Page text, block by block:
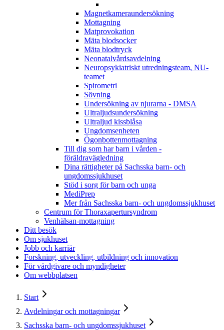
Magnetkameraundersökning
Mottagning
Matprovokation
Mäta blodsocker
Mäta blodtryck
Neonatalvårdsavdelning
Neuropsykiatriskt utredningsteam, NU-
teamet
Spirometri
Sövning
Undersökning av njurarna - DMSA
Ultraljudsundersökning
Ultraljud kissblåsa
Ungdomsenheten
Ögonbottenmottagning
Till dig som har barn i vården -
föräldravägledning
Dina rättigheter på Sachsska barn- och
ungdomssjukhuset
Stöd i sorg för barn och unga
MediPrep
Mer från Sachsska barn- och ungdomssjukhuset
Centrum för Thoraxapertursyndrom
Venhälsan-mottagning
Ditt besök
Om sjukhuset
Jobb och karriär
Forskning, utveckling, utbildning och innovation
För vårdgivare och myndigheter
Om webbplatsen
Start
Avdelningar och mottagningar
Sachsska barn- och ungdomssjukhuset